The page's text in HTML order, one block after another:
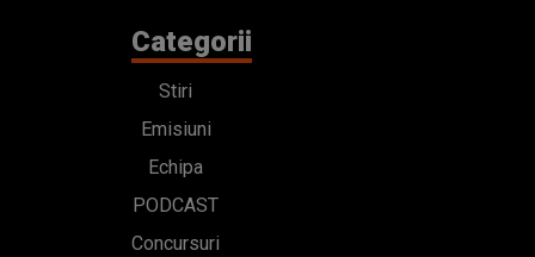
Categorii
Stiri
Emisiuni
Echipa
PODCAST
Concursuri